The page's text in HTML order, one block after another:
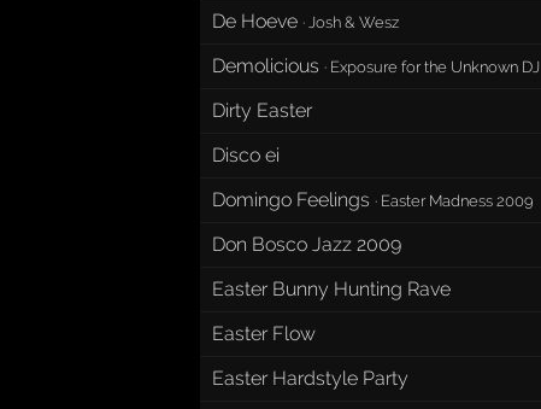
De Hoeve · Josh & Wesz
Demolicious · Exposure for the Unknown DJ
Dirty Easter
Disco ei
Domingo Feelings · Easter Madness 2009
Don Bosco Jazz 2009
Easter Bunny Hunting Rave
Easter Flow
Easter Hardstyle Party